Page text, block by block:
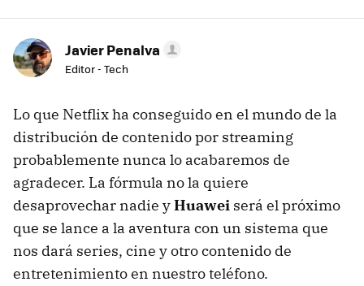
Javier Penalva
Editor - Tech
Lo que Netflix ha conseguido en el mundo de la
distribución de contenido por streaming
probablemente nunca lo acabaremos de
agradecer. La fórmula no la quiere
desaprovechar nadie yHuawei será el próximo
que se lance a la aventura con un sistema que
nos dará series, cine y otro contenido de
entretenimiento en nuestro teléfono.